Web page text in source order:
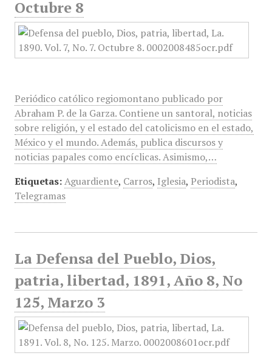
Octubre 8
Periódico católico regiomontano publicado por
Abraham P. de la Garza. Contiene un santoral, noticias
sobre religión, y el estado del catolicismo en el estado,
México y el mundo. Además, publica discursos y
noticias papales como encíclicas. Asimismo,…
Etiquetas: Aguardiente, Carros, Iglesia, Periodista,
Telegramas
La Defensa del Pueblo, Dios,
patria, libertad, 1891, Año 8, No
125, Marzo 3